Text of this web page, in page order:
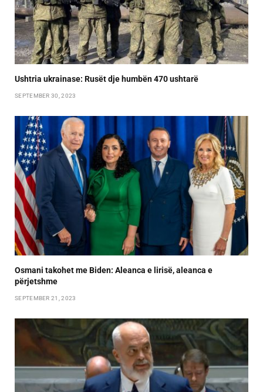
Ushtria ukrainase: Rusët dje humbën 470 ushtarë
SEPTEMBER 30, 2023
Osmani takohet me Biden: Aleanca e lirisë, aleanca e
përjetshme
SEPTEMBER 21, 2023